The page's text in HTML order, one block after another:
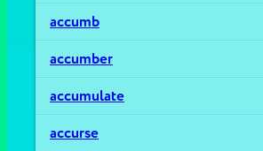
accumb
accumber
accumulate
accurse